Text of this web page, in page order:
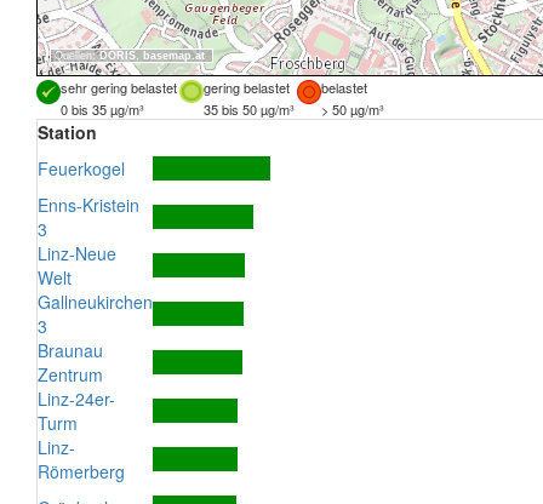
Quellen:DORIS, basemap.at
sehr gering belastet gering belastet
belastet
0 bis 35 µg/m³
35 bis 50 µg/m³ > 50 µg/m³
Station
Feuerkogel
Enns-Kristein
3
Linz-Neue
Welt
Gallneukirchen
3
Braunau
Zentrum
Linz-24er-
Turm
Linz-
Römerberg